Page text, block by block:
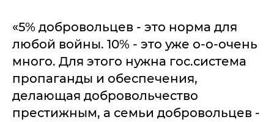
«5% добровольцев - это норма для
любой войны. 10% - это уже о-о-очень
много. Для этого нужна гос.система
пропаганды и обеспечения,
делающая добровольчество
престижным, а семьи добровольцев -